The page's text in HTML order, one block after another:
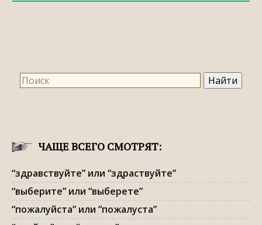
ЧАЩЕ ВСЕГО СМОТРЯТ:
“здравствуйте” или “здраствуйте”
“выберите” или “выберете”
“пожалуйста” или “пожалуста”